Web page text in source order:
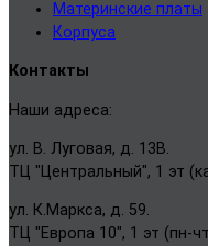
Материнские платы
Корпуса
Контакты
Наши адреса:
ул. В. Луговая, д. 13В.
ТЦ "Центральный", 1 эт
ул. К.Маркса, д. 59.
ТЦ "Европа 10", 1 эт (пн-